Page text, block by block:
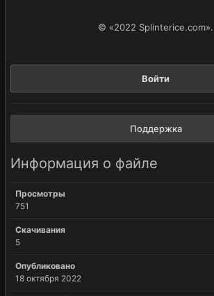
© «2022 Splinterice.com».
Войти
Поддержка
Информация о файле
Просмотры
751
Скачивания
5
Опубликовано
18 октября 2022